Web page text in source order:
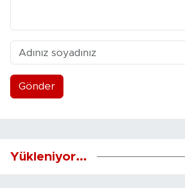
Gönder
Yükleniyor...